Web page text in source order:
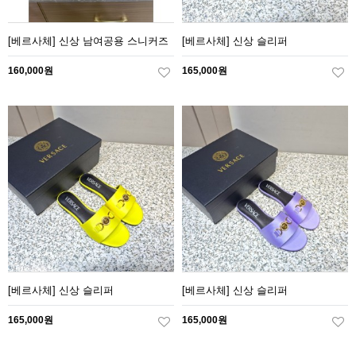
[베르사체] 신상 남여공용 스니커즈
160,000원
[베르사체] 신상 슬리퍼
165,000원
[베르사체] 신상 슬리퍼
165,000원
[베르사체] 신상 슬리퍼
165,000원